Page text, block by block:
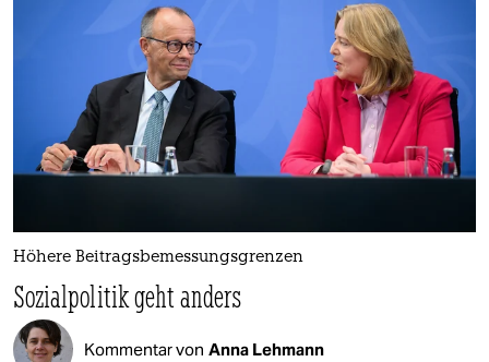
Höhere Beitragsbemessungsgrenzen
Sozialpolitik geht anders
Kommentar von Anna Lehmann